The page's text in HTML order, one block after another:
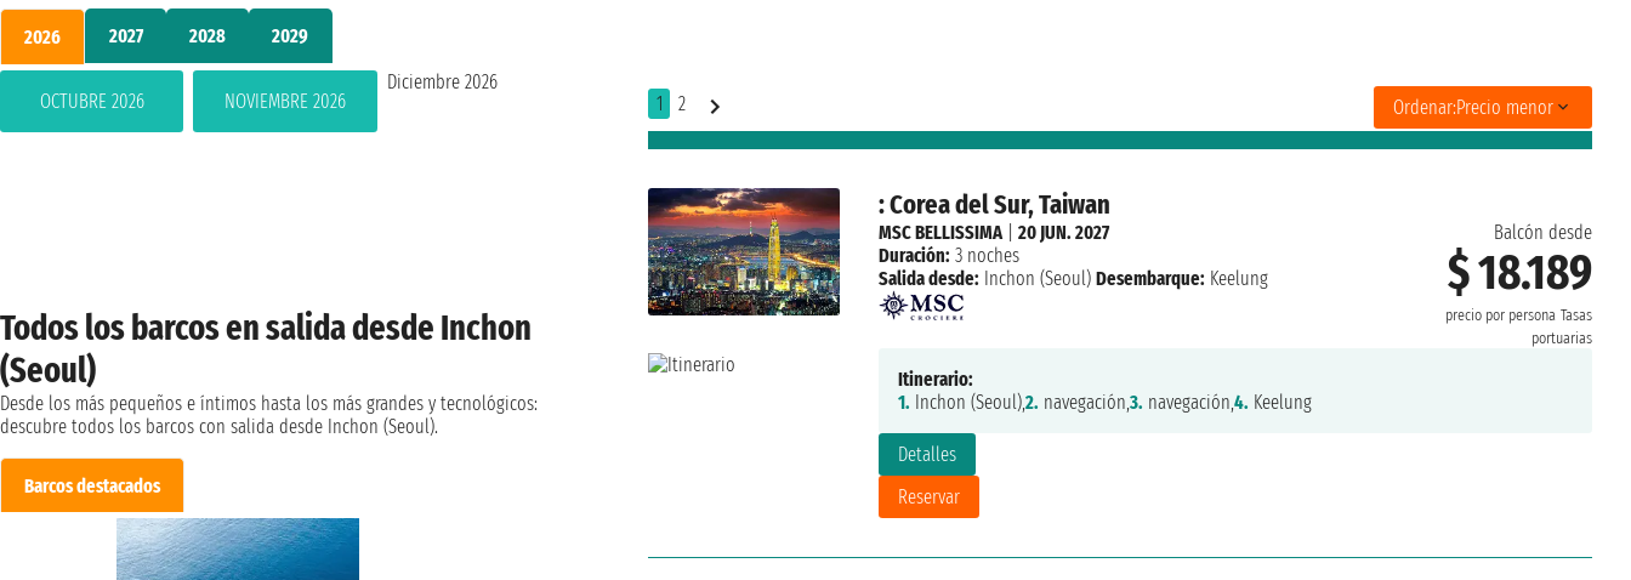
1 2 Ordenar:Precio menor
: Corea del Sur, Taiwan
Balcón desde
$ 18.189
precio por persona Tasas
portuarias
Detalles
Reservar
MSC BELLISSIMA| 20 JUN. 2027
Duración: 3 noches
Salida desde: Inchon (Seoul) Desembarque: Keelung
Itinerario:
1. Inchon (Seoul),2. navegación,3. navegación,4. Keelung
2026 2027 2028 2029
OCTUBRE 2026 NOVIEMBRE 2026
Diciembre 2026
Todos los barcos en salida desde Inchon
(Seoul)
Desde los más pequeños e íntimos hasta los más grandes y tecnológicos:
descubre todos los barcos con salida desde Inchon (Seoul).
Barcos destacados